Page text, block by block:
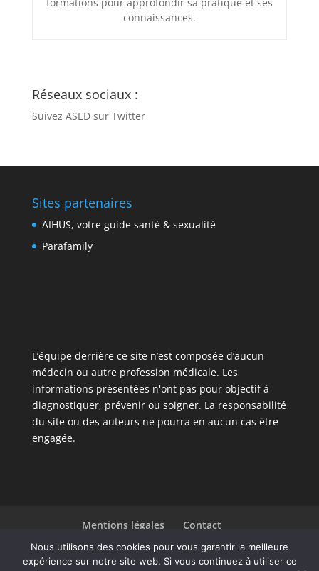
connaissances.
Réseaux sociaux :
Suivez ASED sur Twitter
Sites partenaires
AIHUS, votre guide santé & sexualité
Parafamily
L’équipe derrière ce site n’est composée d’aucun
médecin ou autre profession médicale. Les
informations présentées n'ont pas pour objectif à
diagnostiquer, prévenir ou soigner. La responsabilité
du site ou des auteurs ne pourra en aucun cas être
engagée.
Mentions légales
Contact
Liste des articles
Nous utilisons des cookies pour vous garantir la meilleure
expérience sur notre site web. Si vous continuez à utiliser ce